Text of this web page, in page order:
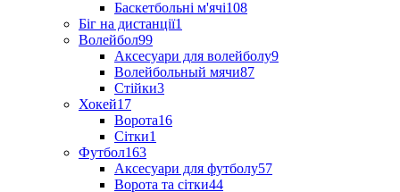
Баскетбольні м'ячі108
Біг на дистанції1
Волейбол99
Аксесуари для волейболу9
Волейбольный мячи87
Стійки3
Хокей17
Ворота16
Сітки1
Футбол163
Аксесуари для футболу57
Ворота та сітки44